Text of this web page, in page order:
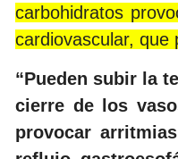
carbohidratos
cardiovascular, que
“Pueden subir la
cierre de los
provocar